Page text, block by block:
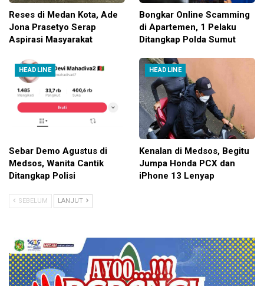
Reses di Medan Kota, Ade
Jona Prasetyo Serap
Aspirasi Masyarakat
Bongkar Online Scamming
di Apartemen, 1 Pelaku
Ditangkap Polda Sumut
HEADLINE
Sebar Demo Agustus di
Medsos, Wanita Cantik
Ditangkap Polisi
HEADLINE
Kenalan di Medsos, Begitu
Jumpa Honda PCX dan
iPhone 13 Lenyap
SEBELUM LANJUT